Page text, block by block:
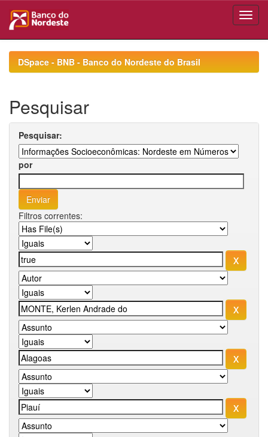
navigationDSpace - BNB - Banco do Nordeste do Brasil
Pesquisar
Pesquisar:
por
Filtros correntes: